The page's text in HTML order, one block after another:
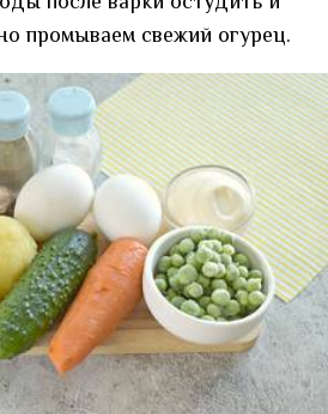
промываем свежий огурец.